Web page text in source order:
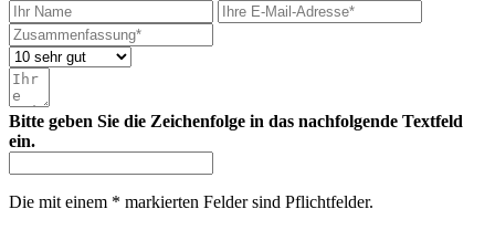
Bitte geben Sie die Zeichenfolge in das nachfolgende Textfeld
ein.
Die mit einem * markierten Felder sind Pflichtfelder.